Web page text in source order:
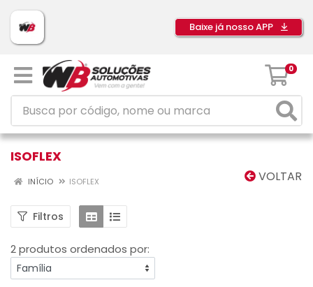
Baixe já nosso APP
0
ISOFLEX
VOLTAR
INÍCIO ISOFLEX
Filtros
2 produtos ordenados por: